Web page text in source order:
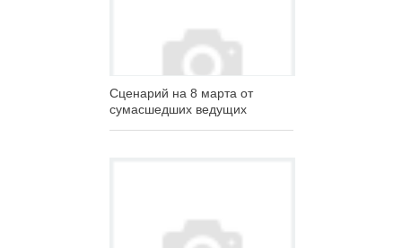
Сценарий на 8 марта от
сумасшедших ведущих